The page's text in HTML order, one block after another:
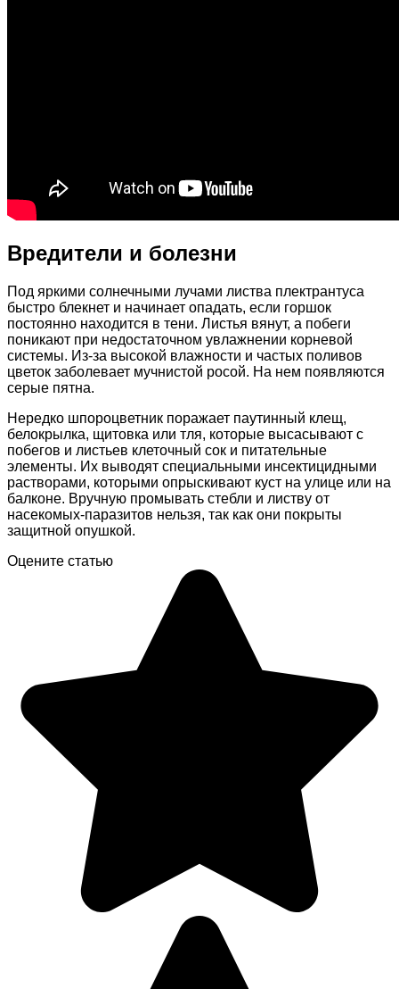
Вредители и болезни
Под яркими солнечными лучами листва плектрантуса
быстро блекнет и начинает опадать, если горшок
постоянно находится в тени. Листья вянут, а побеги
поникают при недостаточном увлажнении корневой
системы. Из-за высокой влажности и частых поливов
цветок заболевает мучнистой росой. На нем появляются
серые пятна.
Нередко шпороцветник поражает паутинный клещ,
белокрылка, щитовка или тля, которые высасывают с
побегов и листьев клеточный сок и питательные
элементы. Их выводят специальными инсектицидными
растворами, которыми опрыскивают куст на улице или на
балконе. Вручную промывать стебли и листву от
насекомых-паразитов нельзя, так как они покрыты
защитной опушкой.
Оцените статью